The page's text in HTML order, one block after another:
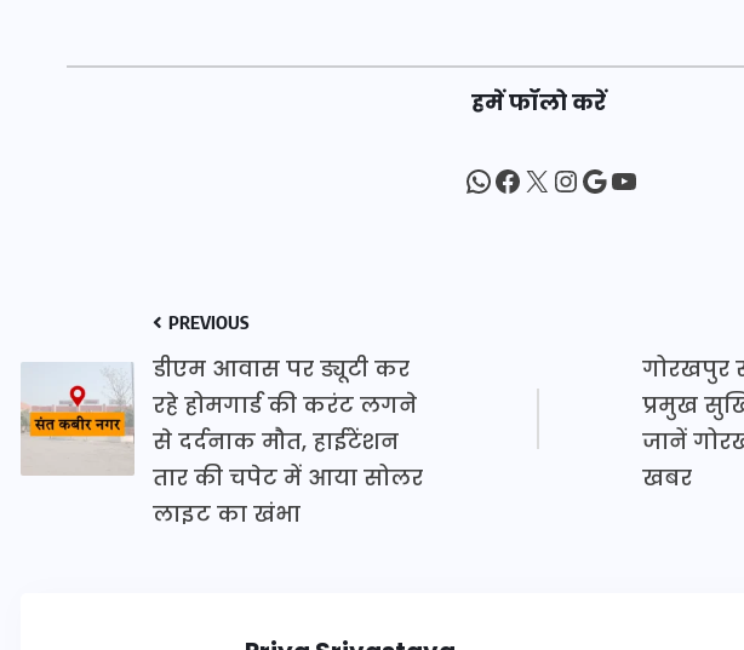
हमें फॉलो करें
WhatsApp
Facebook
X Instagram
Google
YouTube
PREVIOUS
डीएम आवास पर ड्यूटी कर
रहे होमगार्ड की करंट लगने
से दर्दनाक मौत, हाईटेंशन
तार की चपेट में आया सोलर
लाइट का खंभा
गोरखपुर
प्रमुख
जानें
खबर